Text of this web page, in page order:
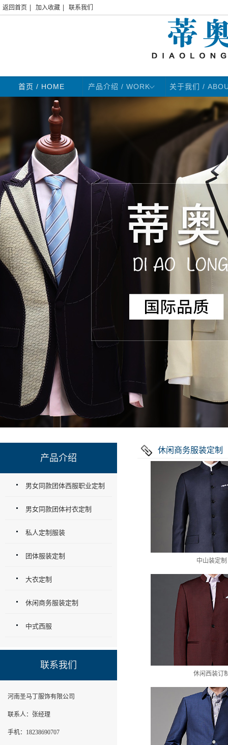
返回首页 加入收藏 联系我们
首页 / HOME 产品介绍 / WORK 关于我们 /
休闲商务服装定制
中山装定制
休闲西装订
产品介绍
男女同款团体西服职业定制
男女同款团体衬衣定制
私人定制服装
团体服装定制
大衣定制
休闲商务服装定制
中式西服
联系我们
河南圣马丁服饰有限公司
联系人：张经理
手机：18238690707